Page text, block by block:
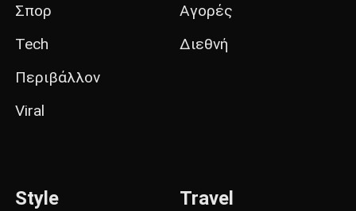
Σπορ
Tech
Περιβάλλον
Viral
Αγορές
Διεθνή
Style Travel